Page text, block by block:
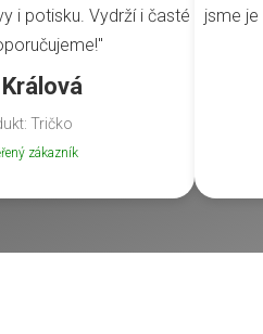
i potisku. Vydrží i časté
Králová
Tričko
zákazník
jsme